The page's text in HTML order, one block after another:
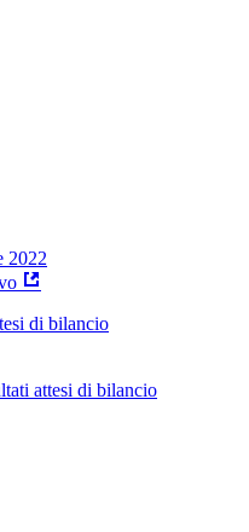
2022
di bilancio
attesi di bilancio